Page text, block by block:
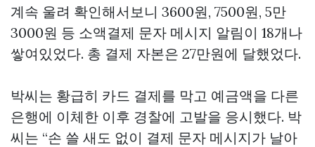
계속 울려 확인해서보니 3600원, 7500원, 5만
3000원 등 소액결제 문자 메시지 알림이 18개나
쌓여있었다. 총 결제 자본은 27만원에 달했었다.
박씨는 황급히 카드 결제를 막고 예금액을 다른
은행에 이체한 이후 경찰에 고발을 응시했다. 박
씨는 “손 쓸 새도 없이 결제 문자 메시지가 날아